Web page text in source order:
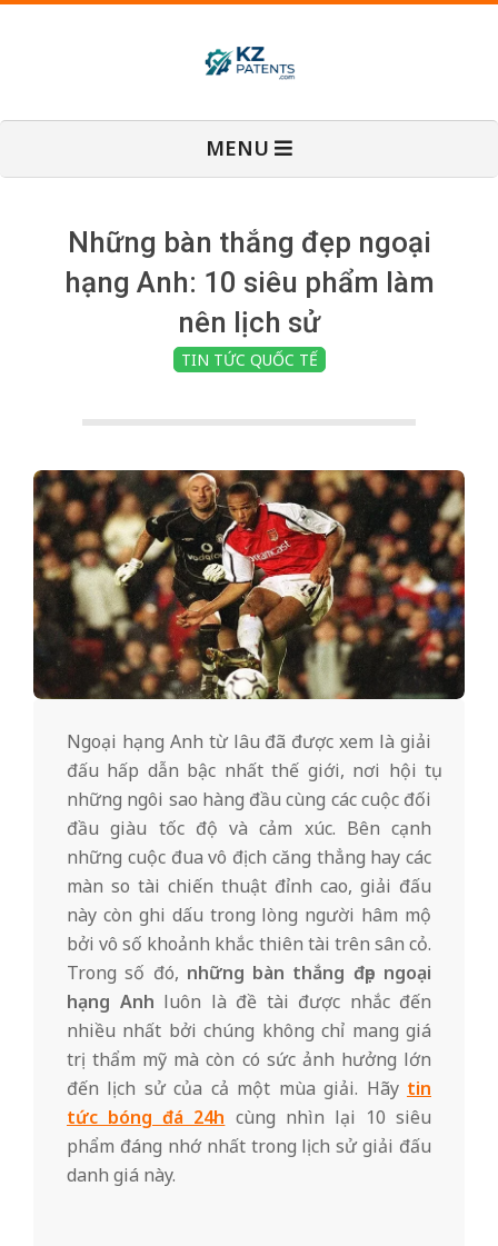
T
i
c
B
ó
n
MENU
Những bàn thắng đẹp ngoại
hạng Anh: 10 siêu phẩm làm
nên lịch sử
TIN TỨC QUỐC TẾ
Ngoại hạng Anh từ lâu đã được xem là giải
đấu hấp dẫn bậc nhất thế giới, nơi hội tụ
những ngôi sao hàng đầu cùng các cuộc đối
đầu giàu tốc độ và cảm xúc. Bên cạnh
những cuộc đua vô địch căng thẳng hay các
màn so tài chiến thuật đỉnh cao, giải đấu
này còn ghi dấu trong lòng người hâm mộ
bởi vô số khoảnh khắc thiên tài trên sân cỏ.
Trong số đó, những bàn thắng đẹp ngoại
hạng Anh luôn là đề tài được nhắc đến
nhiều nhất bởi chúng không chỉ mang giá
trị thẩm mỹ mà còn có sức ảnh hưởng lớn
đến lịch sử của cả một mùa giải. Hãy tin
tức bóng đá 24h cùng nhìn lại 10 siêu
phẩm đáng nhớ nhất trong lịch sử giải đấu
danh giá này.